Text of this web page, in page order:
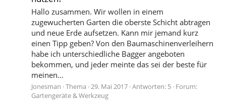
Hallo zusammen. Wir wollen in einem
zugewucherten Garten die oberste Schicht abtragen
und neue Erde aufsetzen. Kann mir jemand kurz
einen Tipp geben? Von den Baumaschinenverleihern
habe ich unterschiedliche Bagger angeboten
bekommen, und jeder meinte das sei der beste für
meinen...
Jonesman Thema 29. Mai 2017 Antworten: 5 Forum:
Gartengeräte & Werkzeug